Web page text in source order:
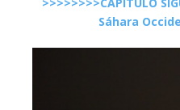
Sáhara